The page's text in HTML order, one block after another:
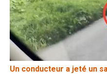
Un conducteur a jeté un